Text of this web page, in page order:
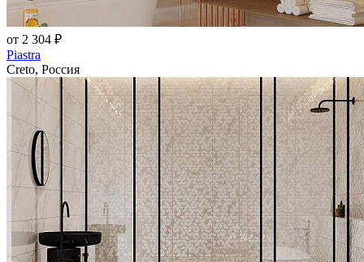
от 2 304 ₽
Piastra
Creto, Россия